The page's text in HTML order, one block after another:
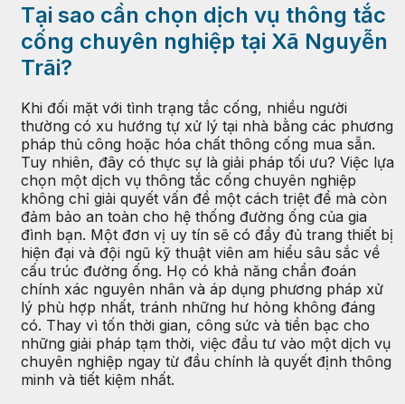
Tại sao cần chọn dịch vụ thông tắc
cống chuyên nghiệp tại Xã Nguyễn
Trãi?
Khi đối mặt với tình trạng tắc cống, nhiều người
thường có xu hướng tự xử lý tại nhà bằng các phương
pháp thủ công hoặc hóa chất thông cống mua sẵn.
Tuy nhiên, đây có thực sự là giải pháp tối ưu? Việc lựa
chọn một dịch vụ thông tắc cống chuyên nghiệp
không chỉ giải quyết vấn đề một cách triệt để mà còn
đảm bảo an toàn cho hệ thống đường ống của gia
đình bạn. Một đơn vị uy tín sẽ có đầy đủ trang thiết bị
hiện đại và đội ngũ kỹ thuật viên am hiểu sâu sắc về
cấu trúc đường ống. Họ có khả năng chẩn đoán
chính xác nguyên nhân và áp dụng phương pháp xử
lý phù hợp nhất, tránh những hư hỏng không đáng
có. Thay vì tốn thời gian, công sức và tiền bạc cho
những giải pháp tạm thời, việc đầu tư vào một dịch vụ
chuyên nghiệp ngay từ đầu chính là quyết định thông
minh và tiết kiệm nhất.